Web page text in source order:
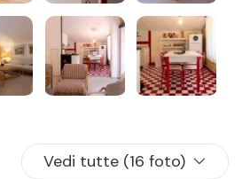
gas
da camera e da bagno per tutti i
Vedi tutte (16 foto)